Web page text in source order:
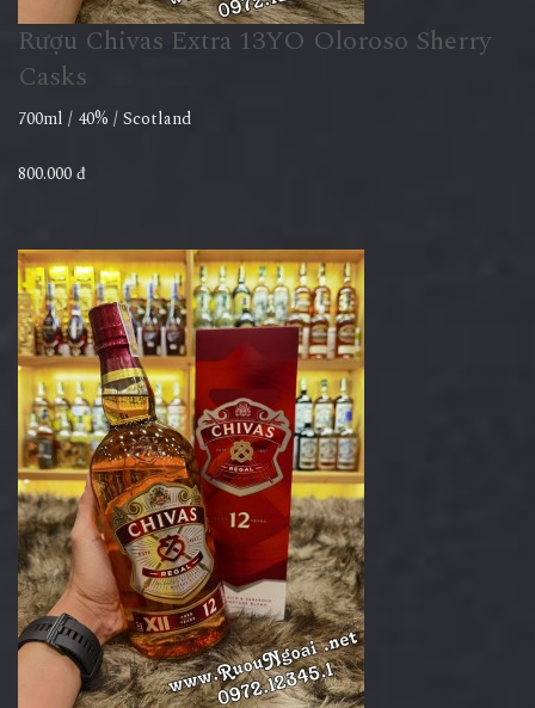
Rượu Chivas Extra 13YO Oloroso Sherry
Casks
700ml / 40% / Scotland
800.000 đ